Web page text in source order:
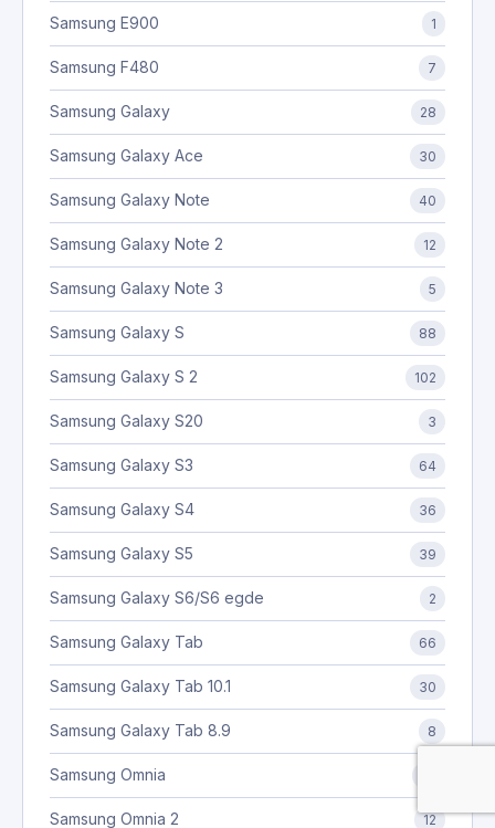
Samsung E900 1
Samsung F480 7
Samsung Galaxy 28
Samsung Galaxy Ace 30
Samsung Galaxy Note 40
Samsung Galaxy Note 2 12
Samsung Galaxy Note 3 5
Samsung Galaxy S 88
Samsung Galaxy S 2 102
Samsung Galaxy S20 3
Samsung Galaxy S3 64
Samsung Galaxy S4 36
Samsung Galaxy S5 39
Samsung Galaxy S6/S6 egde 2
Samsung Galaxy Tab 66
Samsung Galaxy Tab 10.1 30
Samsung Galaxy Tab 8.9 8
Samsung Omnia
Samsung Omnia 2 12